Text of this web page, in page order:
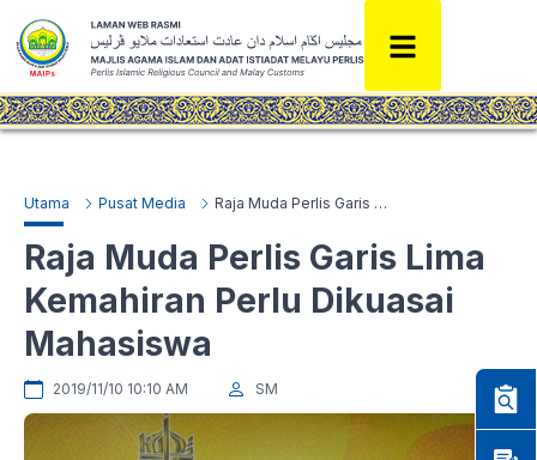
Utama Pusat Media Raja Muda Perlis Garis Lima Kemahiran Perlu Dikuasai Mahasiswa
Raja Muda Perlis Garis Lima
Kemahiran Perlu Dikuasai
Mahasiswa
2019/11/10 10:10 AM SM